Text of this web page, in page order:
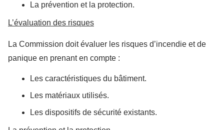
La prévention et la protection.
L’évaluation des risques
La Commission doit évaluer les risques d’incendie et de
panique en prenant en compte :
Les caractéristiques du bâtiment.
Les matériaux utilisés.
Les dispositifs de sécurité existants.